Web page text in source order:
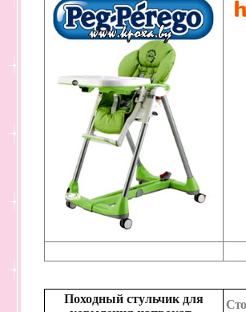
Походный стульчик для